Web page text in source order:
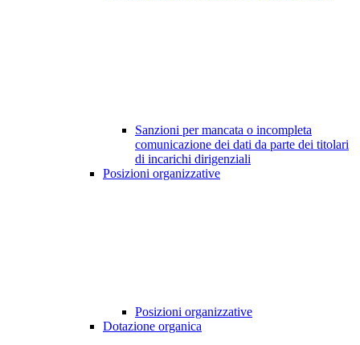
Sanzioni per mancata o incompleta
comunicazione dei dati da parte dei titolari
di incarichi dirigenziali
Posizioni organizzative
Posizioni organizzative
Dotazione organica